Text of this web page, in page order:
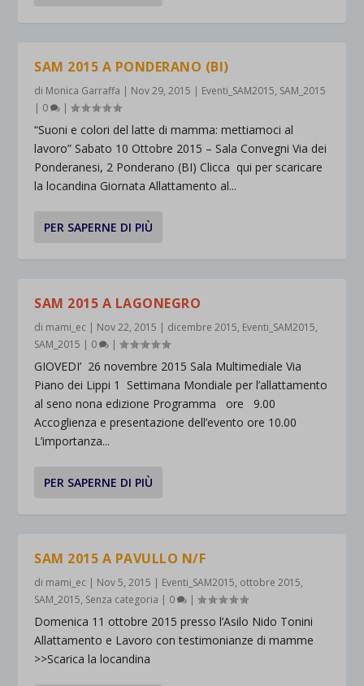
SAM 2015 A PONDERANO (BI)
di Monica Garraffa | Nov 29, 2015 | Eventi_SAM2015, SAM_2015
| 0 |
“Suoni e colori del latte di mamma: mettiamoci al
lavoro” Sabato 10 Ottobre 2015 – Sala Convegni Via dei
Ponderanesi, 2 Ponderano (BI) Clicca qui per scaricare
la locandina Giornata Allattamento al...
PER SAPERNE DI PIÙ
SAM 2015 A LAGONEGRO
di mami_ec | Nov 22, 2015 | dicembre 2015, Eventi_SAM2015,
SAM_2015 | 0 |
GIOVEDI’ 26 novembre 2015 Sala Multimediale Via
Piano dei Lippi 1 Settimana Mondiale per l’allattamento
al seno nona edizione Programma ore 9.00
Accoglienza e presentazione dell’evento ore 10.00
L’importanza...
PER SAPERNE DI PIÙ
SAM 2015 A PAVULLO N/F
di mami_ec | Nov 5, 2015 | Eventi_SAM2015, ottobre 2015,
SAM_2015, Senza categoria | 0 |
Domenica 11 ottobre 2015 presso l’Asilo Nido Tonini
Allattamento e Lavoro con testimonianze di mamme
>>Scarica la locandina